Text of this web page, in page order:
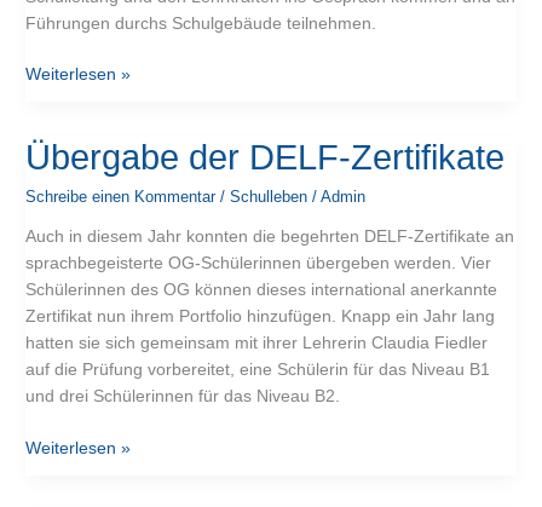
Führungen durchs Schulgebäude teilnehmen.
Weiterlesen »
Übergabe der DELF-Zertifikate
Schreibe einen Kommentar /Schulleben /Admin
Auch in diesem Jahr konnten die begehrten DELF-Zertifikate an
sprachbegeisterte OG-Schülerinnen übergeben werden. Vier
Schülerinnen des OG können dieses international anerkannte
Zertifikat nun ihrem Portfolio hinzufügen. Knapp ein Jahr lang
hatten sie sich gemeinsam mit ihrer Lehrerin Claudia Fiedler
auf die Prüfung vorbereitet, eine Schülerin für das Niveau B1
und drei Schülerinnen für das Niveau B2.
Übergabe
der
DELF-
Zertifikate
Weiterlesen »